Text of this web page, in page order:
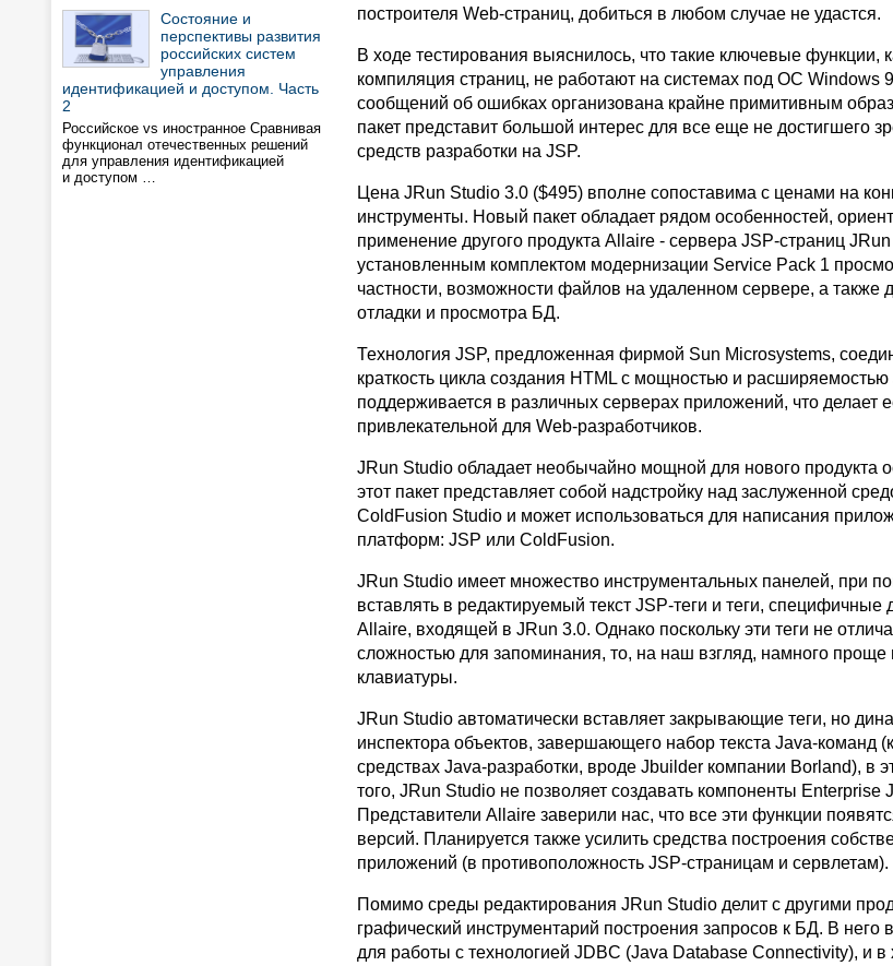
Состояние и
перспективы развития
российских систем
управления
идентификацией и доступом. Часть
2
Российское vs иностранное Сравнивая
функционал отечественных решений
для управления идентификацией
и доступом …
построителя Web-страниц, добиться в любом случае не удастся.
В ходе тестирования выяснилось, что такие ключевые функции,
компиляция страниц, не работают на системах под ОС Windows
сообщений об ошибках организована крайне примитивным
пакет представит большой интерес для все еще не достигшего
средств разработки на JSP.
Цена JRun Studio 3.0 ($495) вполне сопоставима с ценами на
инструменты. Новый пакет обладает рядом особенностей,
применение другого продукта Allaire - сервера JSP-страниц
установленным комплектом модернизации Service Pack 1
частности, возможности файлов на удаленном сервере, а также
отладки и просмотра БД.
Технология JSP, предложенная фирмой Sun Microsystems,
краткость цикла создания HTML с мощностью и
поддерживается в различных серверах приложений, что делает
привлекательной для Web-разработчиков.
JRun Studio обладает необычайно мощной для нового продукта
этот пакет представляет собой надстройку над заслуженной
ColdFusion Studio и может использоваться для написания
платформ: JSP или ColdFusion.
JRun Studio имеет множество инструментальных панелей, при
вставлять в редактируемый текст JSP-теги и теги, специфичные
Allaire, входящей в JRun 3.0. Однако поскольку эти теги не
сложностью для запоминания, то, на наш взгляд, намного проще
клавиатуры.
JRun Studio автоматически вставляет закрывающие теги, но
инспектора объектов, завершающего набор текста Java-команд
средствах Java-разработки, вроде Jbuilder компании Borland), в
того, JRun Studio не позволяет создавать компоненты Enterprise
Представители Allaire заверили нас, что все эти функции
версий. Планируется также усилить средства построения
приложений (в противоположность JSP-страницам и сервлетам).
Помимо среды редактирования JRun Studio делит с другими
графический инструментарий построения запросов к БД. В него
для работы с технологией JDBC (Java Database Connectivity), и в